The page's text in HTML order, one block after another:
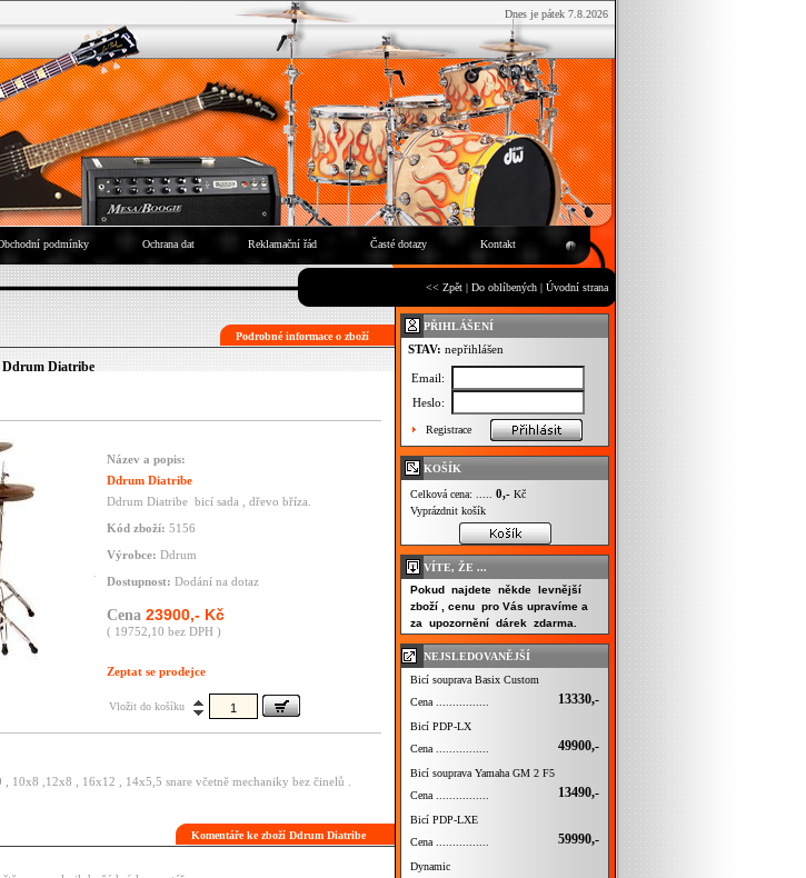
Dnes je pátek 7.8.2026
podmínky Ochrana dat Reklamační řád Časté dotazy Kontakt
<< Zpět | Do oblíbených | Úvodní strana
Podrobné informace o zboží
Ddrum Diatribe
Název a popis:
Ddrum Diatribe
Ddrum Diatribe bicí sada , dřevo bříza.
Kód zboží: 5156
Výrobce: Ddrum
Dostupnost: Dodání na dotaz
Cena 23900,- Kč
( 19752,10 bez DPH )
Zeptat se prodejce
Vložit do košíku
,12x8 , 16x12 , 14x5,5 snare včetně mechaniky bez činelů .
Komentáře ke zboží Ddrum Diatribe
PŘIHLÁŠENÍ
STAV: nepřihlášen
Email:
Heslo:
Registrace
KOŠÍK
Celková cena: ..... 0,- Kč
Vyprázdnit košík
VÍTE, ŽE ...
Pokud najdete někde levnější
zboží , cenu pro Vás upravíme a
za upozornění dárek zdarma.
NEJSLEDOVANĚJŠÍ
Bicí souprava Basix Custom
Cena ................
13330,-
Bicí PDP-LX
Cena ................
49900,-
Bicí souprava Yamaha GM 2 F5
Cena ................
13490,-
Bicí PDP-LXE
Cena ................
59990,-
Dynamic